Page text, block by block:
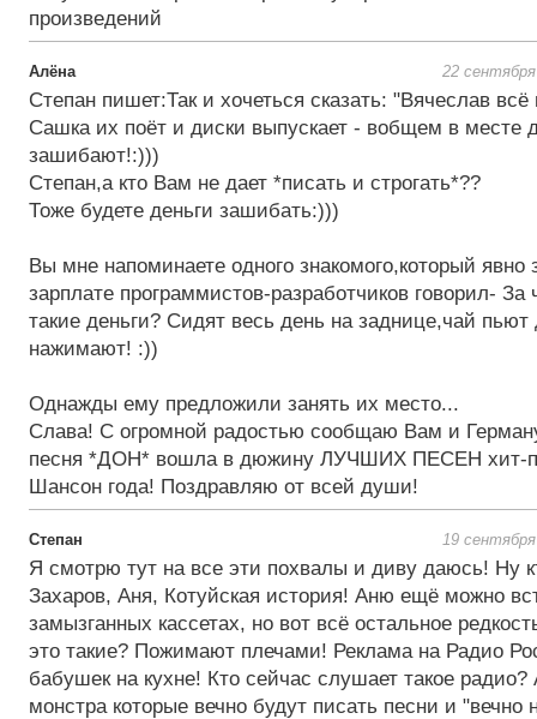
произведений
Алёна 22
Степан пишет:Так и хочеться сказать: "Вячеслав всё
Сашка их поёт и диски выпускает - вобщем в месте
зашибают!:)))
Степан,а кто Вам не дает *писать и строгать*??
Тоже будете деньги зашибать:)))
Вы мне напоминаете одного знакомого,который явно
зарплате программистов-разработчиков говорил- За
такие деньги? Сидят весь день на заднице,чай пьют
нажимают! :))
Однажды ему предложили занять их место...
Слава! С огромной радостью сообщаю Вам и
песня *ДОН* вошла в дюжину ЛУЧШИХ ПЕСЕН хит-
Шансон года! Поздравляю от всей души!
Степан 19
Я смотрю тут на все эти похвалы и диву даюсь! Ну
Захаров, Аня, Котуйская история! Аню ещё можно
замызганных кассетах, но вот всё остальное
это такие? Пожимают плечами! Реклама на Радио
бабушек на кухне! Кто сейчас слушает такое радио?
монстра которые вечно будут писать песни и "вечно